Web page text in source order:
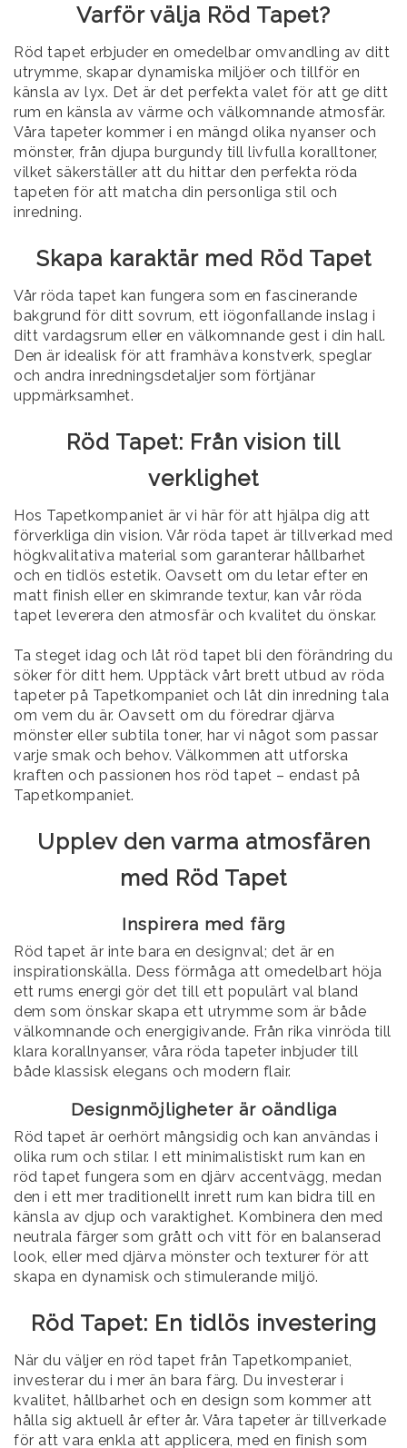
Varför välja Röd Tapet?
Röd tapet erbjuder en omedelbar omvandling av ditt
utrymme, skapar dynamiska miljöer och tillför en
känsla av lyx. Det är det perfekta valet för att ge ditt
rum en känsla av värme och välkomnande atmosfär.
Våra tapeter kommer i en mängd olika nyanser och
mönster, från djupa burgundy till livfulla koralltoner,
vilket säkerställer att du hittar den perfekta röda
tapeten för att matcha din personliga stil och
inredning.
Skapa karaktär med Röd Tapet
Vår röda tapet kan fungera som en fascinerande
bakgrund för ditt sovrum, ett iögonfallande inslag i
ditt vardagsrum eller en välkomnande gest i din hall.
Den är idealisk för att framhäva konstverk, speglar
och andra inredningsdetaljer som förtjänar
uppmärksamhet.
Röd Tapet: Från vision till
verklighet
Hos Tapetkompaniet är vi här för att hjälpa dig att
förverkliga din vision. Vår röda tapet är tillverkad med
högkvalitativa material som garanterar hållbarhet
och en tidlös estetik. Oavsett om du letar efter en
matt finish eller en skimrande textur, kan vår röda
tapet leverera den atmosfär och kvalitet du önskar.
Ta steget idag och låt röd tapet bli den förändring du
söker för ditt hem. Upptäck vårt brett utbud av röda
tapeter på Tapetkompaniet och låt din inredning tala
om vem du är. Oavsett om du föredrar djärva
mönster eller subtila toner, har vi något som passar
varje smak och behov. Välkommen att utforska
kraften och passionen hos röd tapet – endast på
Tapetkompaniet.
Upplev den varma atmosfären
med Röd Tapet
Inspirera med färg
Röd tapet är inte bara en designval; det är en
inspirationskälla. Dess förmåga att omedelbart höja
ett rums energi gör det till ett populärt val bland
dem som önskar skapa ett utrymme som är både
välkomnande och energigivande. Från rika vinröda till
klara korallnyanser, våra röda tapeter inbjuder till
både klassisk elegans och modern flair.
Designmöjligheter är oändliga
Röd tapet är oerhört mångsidig och kan användas i
olika rum och stilar. I ett minimalistiskt rum kan en
röd tapet fungera som en djärv accentvägg, medan
den i ett mer traditionellt inrett rum kan bidra till en
känsla av djup och varaktighet. Kombinera den med
neutrala färger som grått och vitt för en balanserad
look, eller med djärva mönster och texturer för att
skapa en dynamisk och stimulerande miljö.
Röd Tapet: En tidlös investering
När du väljer en röd tapet från Tapetkompaniet,
investerar du i mer än bara färg. Du investerar i
kvalitet, hållbarhet och en design som kommer att
hålla sig aktuell år efter år. Våra tapeter är tillverkade
för att vara enkla att applicera, med en finish som